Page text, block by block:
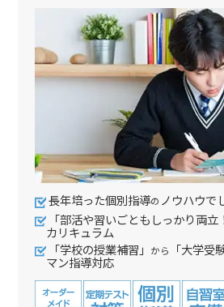
長年培った個別指導の ノウハウで
「部活や習いごともしっかり両
カリキュラム
「学校の授業補習」
から 「大学受
マン指導対応